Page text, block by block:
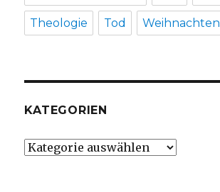
Theologie Tod Weihnachten
KATEGORIEN
Kategorien